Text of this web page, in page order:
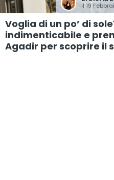
il 19
Voglia di un po’ di
indimenticabile e
Agadir per scoprire il